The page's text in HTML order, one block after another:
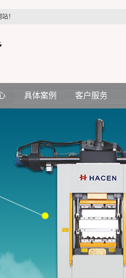
！
具体案例
电力配件行业
空调电机行业
各种减震件行业
橡胶杂件行业
客户服务
客户服务